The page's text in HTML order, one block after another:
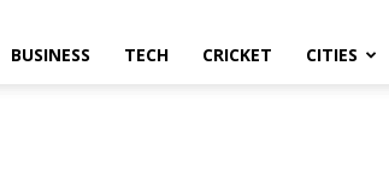
BUSINESS TECH CRICKET CITIES